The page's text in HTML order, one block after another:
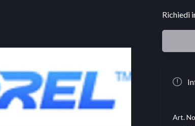
Richiedi
Art.